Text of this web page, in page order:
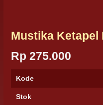
Mustika Ketapel
Rp 275.000
Kode
Stok